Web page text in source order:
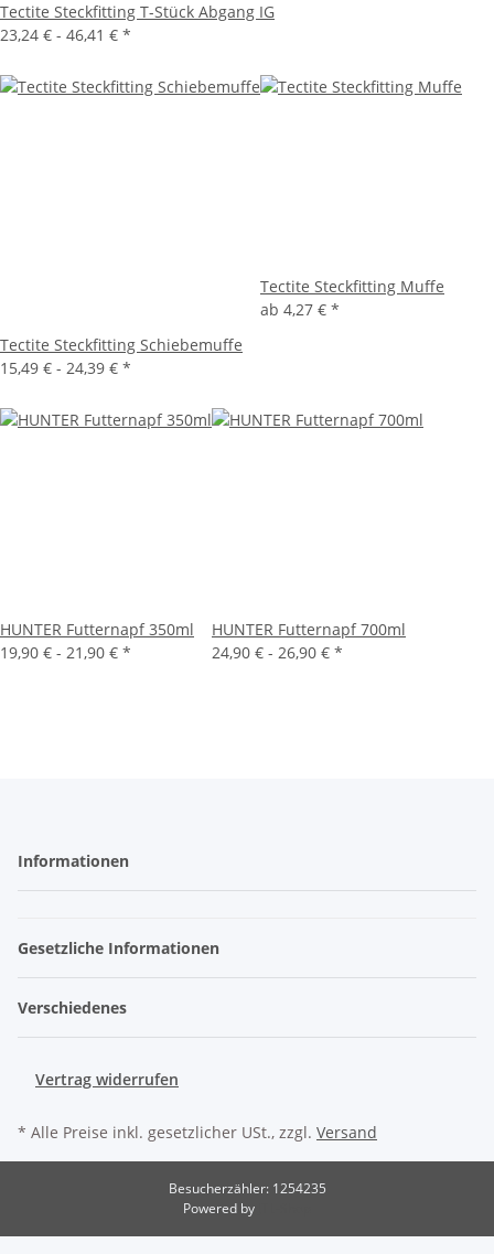
Tectite Steckfitting T-Stück Abgang IG
23,24 € - 46,41 € *
Tectite Steckfitting Schiebemuffe
15,49 € - 24,39 € *
Tectite Steckfitting Muffe
ab 4,27 € *
HUNTER Futternapf 350ml
19,90 € - 21,90 € *
HUNTER Futternapf 700ml
24,90 € - 26,90 € *
Informationen
Gesetzliche Informationen
Verschiedenes
Vertrag widerrufen
* Alle Preise inkl. gesetzlicher USt., zzgl. Versand
Besucherzähler: 1254235
Powered by